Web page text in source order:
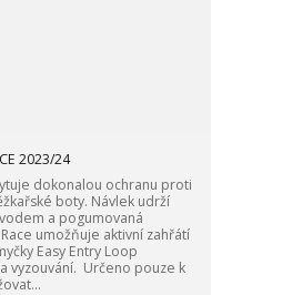
2023/24
dokonalou ochranu proti
boty. Návlek udrží
a pogumovaná
umožňuje aktivní zahřátí
Easy Entry Loop
vyzouvání. Určeno pouze k